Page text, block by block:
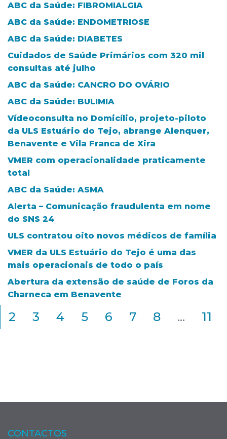
ABC da Saúde: FIBROMIALGIA
ABC da Saúde: ENDOMETRIOSE
ABC da Saúde: DIABETES
Cuidados de Saúde Primários com 320 mil
consultas até julho
ABC da Saúde: CANCRO DO OVÁRIO
ABC da Saúde: BULIMIA
Vídeoconsulta no Domicílio, projeto-piloto
da ULS Estuário do Tejo, abrange Alenquer,
Benavente e Vila Franca de Xira
VMER com operacionalidade praticamente
total
ABC da Saúde: ASMA
Alerta – Comunicação fraudulenta em nome
do SNS 24
ULS contratou oito novos médicos de família
VMER da ULS Estuário do Tejo é uma das
mais operacionais de todo o país
Abertura da extensão de saúde de Foros da
Charneca em Benavente
2 3 4 5 6 7 8 ... 11
CONTACTOS